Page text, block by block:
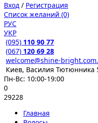
Вход / Регистрация
Список желаний (0)
РУС
УКР
(095) 110 90 77
(067) 120 69 28
welcome@shine-
Киев, Василия Тютюнника
Пн-Вс: 10:00-19:00
0
29228
Главная